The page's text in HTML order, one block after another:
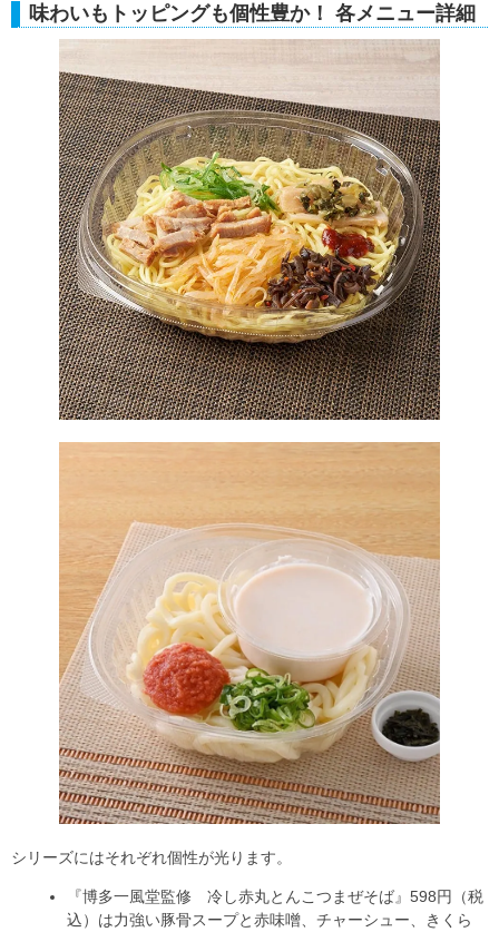
味わいもトッピングも個性豊か！ 各メニュー詳細
シリーズにはそれぞれ個性が光ります。
『博多一風堂監修 冷し赤丸とんこつまぜそば』598円（税
込）は力強い豚骨スープと赤味噌、チャーシュー、きくら